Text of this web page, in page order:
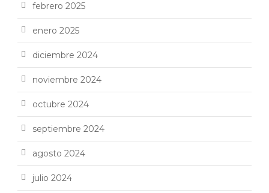
febrero 2025
enero 2025
diciembre 2024
noviembre 2024
octubre 2024
septiembre 2024
agosto 2024
julio 2024